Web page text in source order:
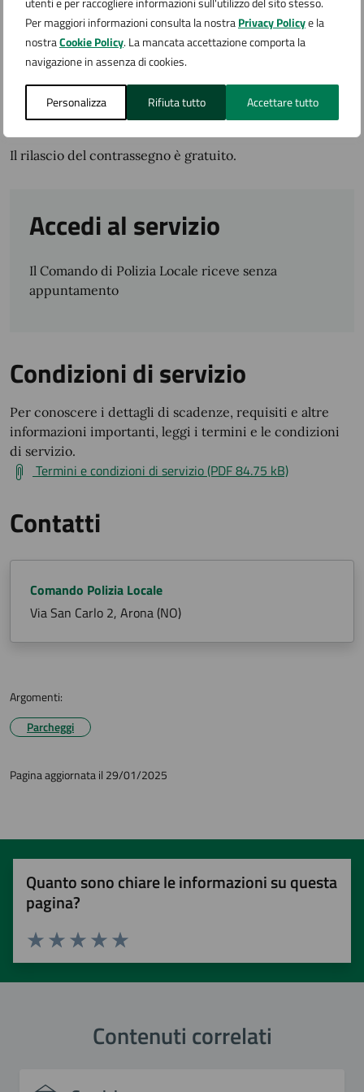
Per maggiori informazioni consulta la nostraPrivacy Policye la
nostraCookie Policy. La mancata accettazione comporta la
navigazione in assenza di cookies.
Personalizza Rifiuta tutto Accettare tutto
all’ulteriore rilascio. In questo caso, l’ufficio di
medicina legale, oltre a verificare il persistere dei
requisiti minimi per la concessione, deve anche
indicare i tempi di validità del nuovo contrassegno.
Quanto costa
Il rilascio del contrassegno è gratuito.
Accedi al servizio
Il Comando di Polizia Locale riceve senza
appuntamento
Condizioni di servizio
Per conoscere i dettagli di scadenze, requisiti e altre
informazioni importanti, leggi i termini e le condizioni
di servizio.
Termini e condizioni di servizio (PDF 84.75 kB)
Contatti
Comando Polizia Locale
Via San Carlo 2, Arona (NO)
Argomenti:
Parcheggi
Pagina aggiornata il 29/01/2025
Quanto sono chiare le informazioni su questa
pagina?
Valuta 5 stelle su 5
Valuta 4 stelle su 5
Valuta 3 stelle su 5
Valuta 2 stelle su 5
Valuta 1 stelle su 5
Contenuti correlati